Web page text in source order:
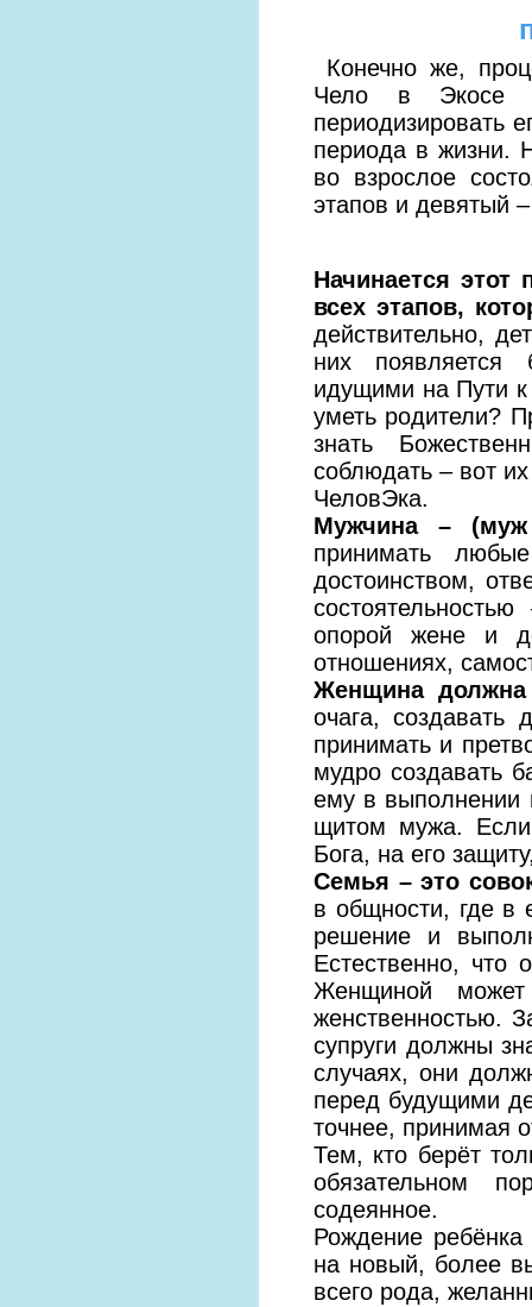
Конечно же,
Чело в Экосе
периодизировать
периода в жизни.
во взрослое
этапов и девятый
Начинается
всех этапов,
действительно,
них появляется
идущими на Пути к
уметь родители?
знать
соблюдать – вот
ЧеловЭка.
Мужчина –
принимать
достоинством,
опорой жене и
отношениях,
Женщина должна
очага,
принимать и
мудро создавать
ему в выполнении
щитом мужа. Если
Бога, на его
Семья – это
в общности, где в
решение и
Естественно,
Женщиной
женственностью.
супруги должны
случаях, они
перед будущими
точнее, принимая
Тем, кто берёт
обязательном
содеянное.
Рождение
на новый, более
всего рода,